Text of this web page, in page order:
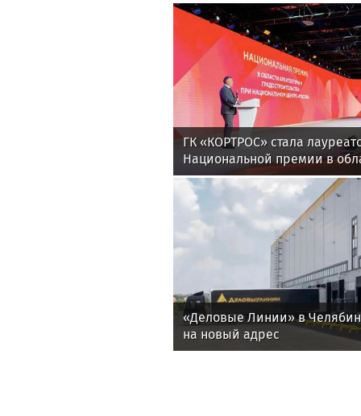
ГК «КОРТРОС» стала
Национальной премии в
и градостроительства за
«Академический»
«Деловые Линии» в
на новый адрес